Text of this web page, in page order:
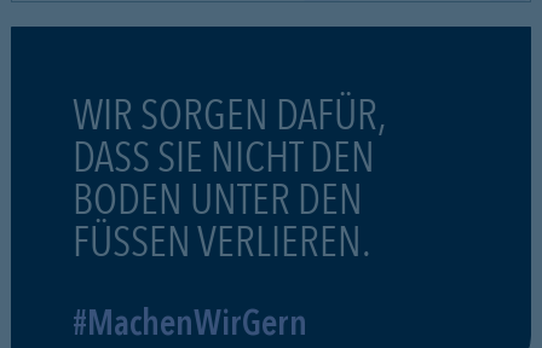
WIR SORGEN DAFÜR,
DASS SIE NICHT DEN
BODEN UNTER DEN
FÜSSEN VERLIEREN.
#MachenWirGern